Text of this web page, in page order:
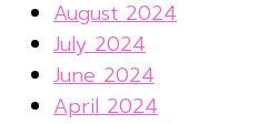
August 2024
July 2024
June 2024
April 2024